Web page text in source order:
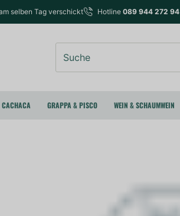
selben Tag verschickt Hotline 089 944 272 94
CACHACA GRAPPA & PISCO WEIN & SCHAUMWEIN